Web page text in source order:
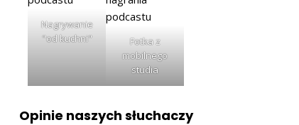
Nagrywanie
"od kuchni"
Fotka z
mobilnego
studia
Opinie naszych słuchaczy